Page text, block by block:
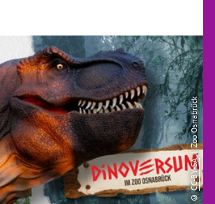
©
CC-BY-SA
| Zoo Osnabrück